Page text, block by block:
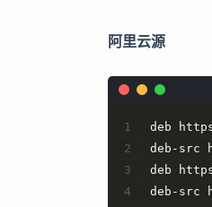
阿里云源
deb
deb-src
deb
deb-src